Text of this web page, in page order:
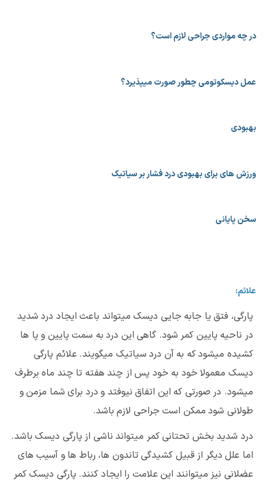
در چه مواردی جراحی لازم است؟
عمل دیسکوتومی چطور صورت میپذیرد؟
بهبودی
ورزش های برای بهبودی درد فشار بر سیاتیک
سخن پایانی
علائم:
پارگی، فتق یا جابه جایی دیسک میتواند باعث ایجاد درد شدید
در ناحیه پایین کمر شود. گاهی این درد به سمت پایین و پا ها
کشیده میشود که به آن درد سیاتیک میگویند. علائم پارگی
دیسک معمولا خود به خود پس از چند هفته تا چند ماه برطرف
میشود. در صورتی که این اتفاق نیوفتد و درد برای شما مزمن و
طولانی شود ممکن است جراحی لازم باشد.
درد شدید بخش تحتانی کمر میتواند ناشی از پارگی دیسک باشد.
اما علل دیگر از قبیل کشیدگی تاندون ها، رباط ها و آسیب های
عضلانی نیز میتوانند این علامت را ایجاد کنند. پارگی دیسک کمر